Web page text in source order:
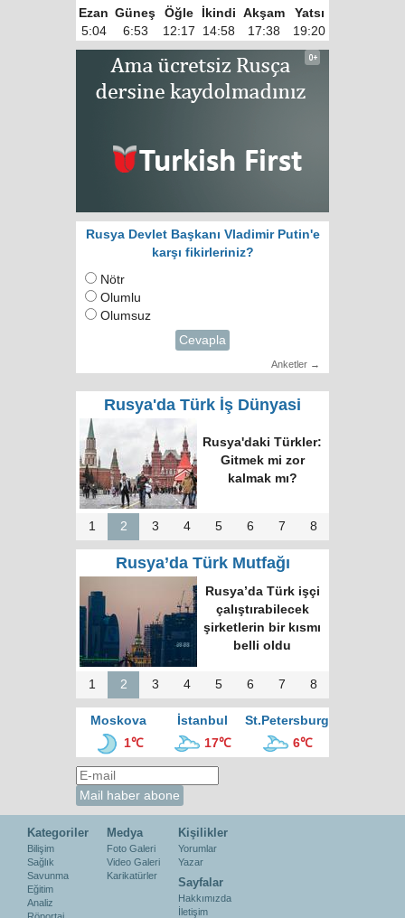
Ezan Güneş Öğle İkindi Akşam
Yatsı
5:04
6:53 12:17 14:58 17:38 19:20
Rusya Devlet Başkanı Vladimir Putin'e
karşı fikirleriniz?
Nötr
Olumlu
Olumsuz
Cevapla
Anketler →
Rusya'da Türk İş Dünyasi
Rusya'daki Türkler:
Gitmek mi zor
kalmak mı?
1 2 3 4 5 6 7 8
Rusya’da Türk Mutfağı
Rusya’da Türk işçi
çalıştırabilecek
şirketlerin bir kısmı
belli oldu
1 2 3 4 5 6 7 8
Moskova İstanbul
St.Petersburg
1℃
17℃ 6℃
Kategoriler
Bilişim
Sağlık
Savunma
Eğitim
Analiz
Medya
Foto Galeri
Video Galeri
Karikatürler
Kişilikler
Yorumlar
Yazar
Sayfalar
Hakkımızda
İletişim